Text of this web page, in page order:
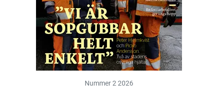
Nummer 2 2026